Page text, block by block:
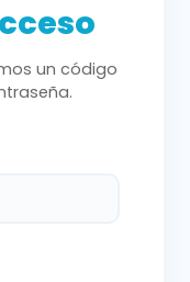
un código